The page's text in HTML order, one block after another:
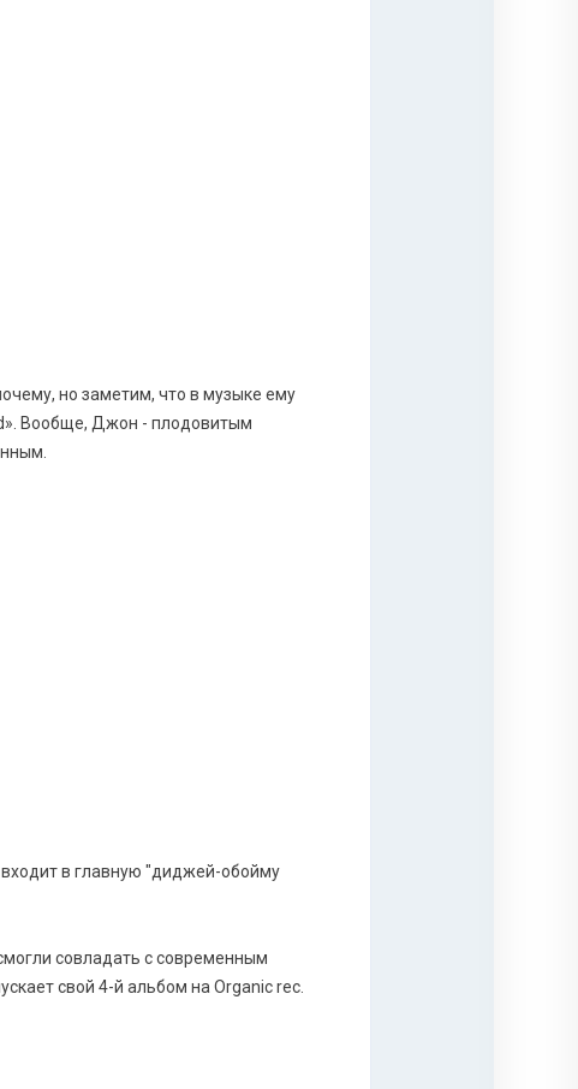
но заметим, что в музыке ему
Вообще, Джон - плодовитым
входит в главную "диджей-обойму
совладать с современным
свой 4-й альбом на Organic rec.